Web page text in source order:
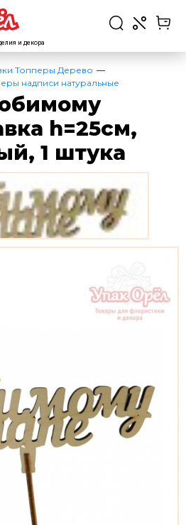
и декора
Топперы Дерево
надписи натуральные
h=25см,
1 штука